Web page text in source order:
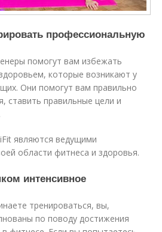
профессиональную
помогут вам избежать
которые возникают у
Они помогут вам правильно
ставить правильные цели и
являются ведущими
области фитнеса и здоровья.
интенсивное
тренироваться, вы,
по поводу достижения